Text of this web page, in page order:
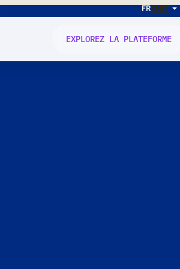
FRENIT
EXPLOREZ LA PLATEFORME